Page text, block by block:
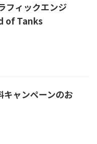
フィックエンジ
of Tanks
キャンペーンのお